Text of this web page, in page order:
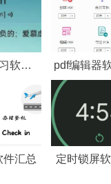
英语单词学习软件合集 pdf编辑器
件汇总 定时锁屏